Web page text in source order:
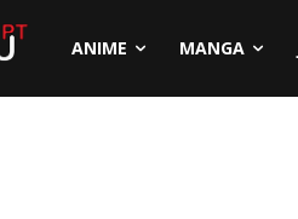
ANIME MANGA